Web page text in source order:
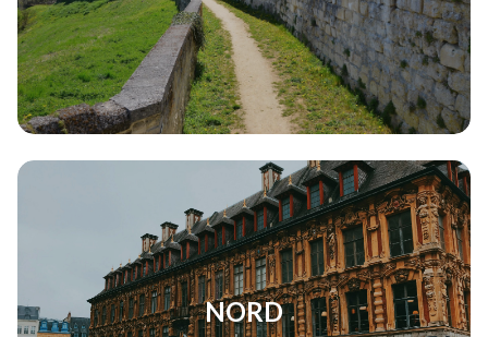
NORD